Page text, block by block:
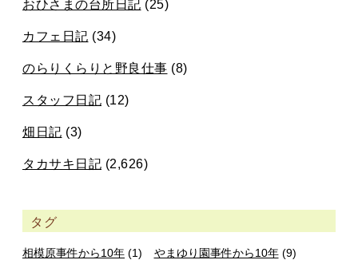
おひさまの台所日記 (25)
カフェ日記 (34)
のらりくらりと野良仕事 (8)
スタッフ日記 (12)
畑日記 (3)
タカサキ日記 (2,626)
タグ
相模原事件から10年 (1) やまゆり園事件から10年(9)